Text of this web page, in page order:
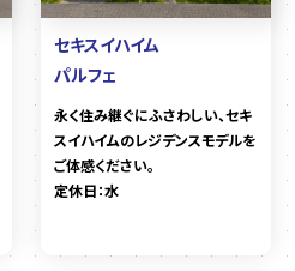
セキスイハイム
パルフェ
永く住み継ぐにふさわしい、セキ
スイハイムのレジデンスモデルを
ご体感ください。
定休日：水